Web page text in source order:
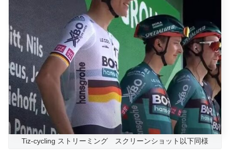
Tiz-cycling ストリーミング スクリーンショット以下同様